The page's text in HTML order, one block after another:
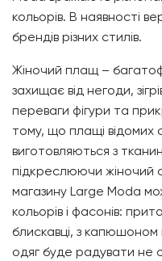
кольорів. В наявності
брендів різних стилів.
Жіночий плащ –
захищає від негоди,
переваги фігури та
тому, що плащі відомих
виготовляються з
підкреслюючи жіночий
магазину Large Moda
кольорів і фасонів:
блискавці, з капюшоном
одяг буде радувати не